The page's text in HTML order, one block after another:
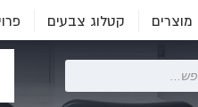
מוצרים קטלוג צבעים